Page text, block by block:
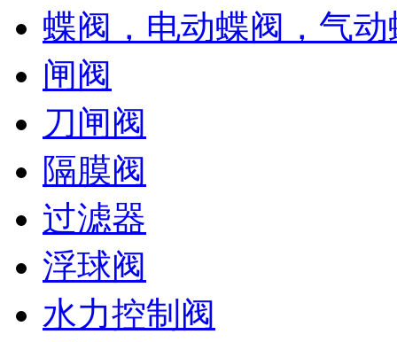
蝶阀，电动蝶阀，气动
闸阀
刀闸阀
隔膜阀
过滤器
浮球阀
水力控制阀